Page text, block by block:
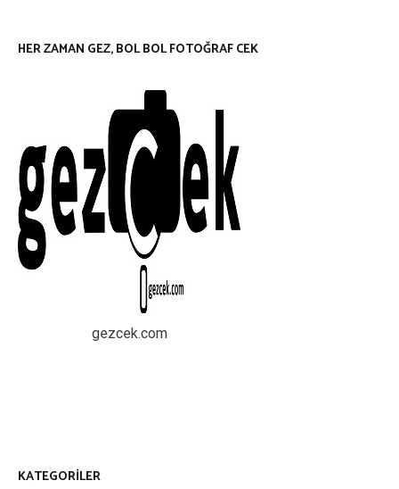
HER ZAMAN GEZ, BOL BOL FOTOĞRAF CEK
gezcek.com
KATEGORILER